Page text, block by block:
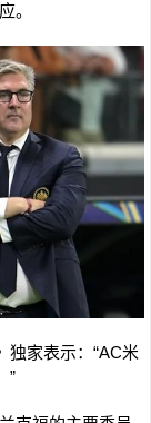
。
独家表示：“AC米
”